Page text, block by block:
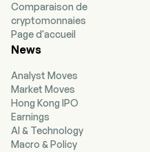
Comparaison de
cryptomonnaies
Page d'accueil
News
Analyst Moves
Market Moves
Hong Kong IPO
Earnings
AI & Technology
Macro & Policy